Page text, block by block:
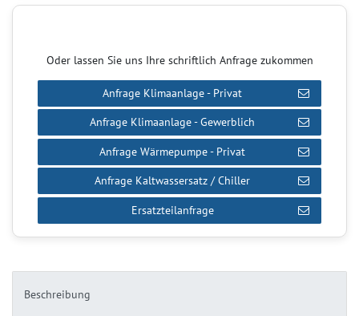
Beschreibung
Oder lassen Sie uns Ihre schriftlich Anfrage zukommen
Anfrage Klimaanlage - Privat
Anfrage Klimaanlage - Gewerblich
Anfrage Wärmepumpe - Privat
Anfrage Kaltwassersatz / Chiller
Ersatzteilanfrage